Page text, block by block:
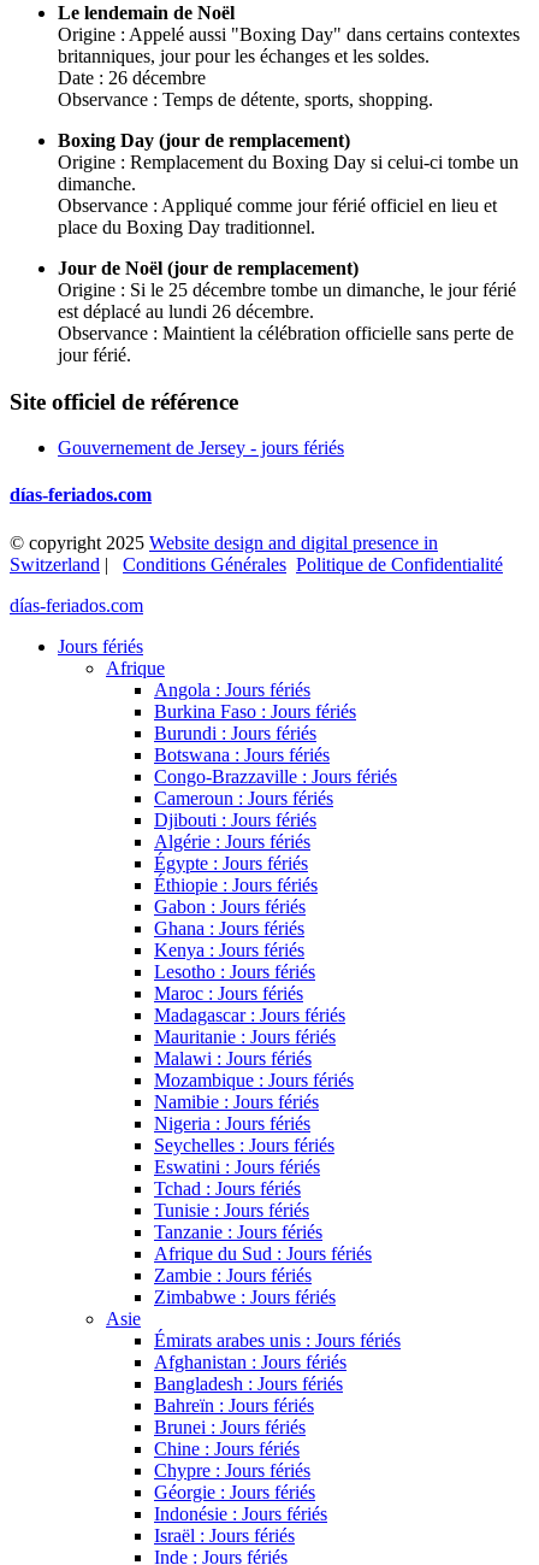
Le lendemain de Noël
Origine : Appelé aussi "Boxing Day" dans certains contextes
britanniques, jour pour les échanges et les soldes.
Date : 26 décembre
Observance : Temps de détente, sports, shopping.
Boxing Day (jour de remplacement)
Origine : Remplacement du Boxing Day si celui-ci tombe un
dimanche.
Observance : Appliqué comme jour férié officiel en lieu et
place du Boxing Day traditionnel.
Jour de Noël (jour de remplacement)
Origine : Si le 25 décembre tombe un dimanche, le jour férié
est déplacé au lundi 26 décembre.
Observance : Maintient la célébration officielle sans perte de
jour férié.
Site officiel de référence
Gouvernement de Jersey - jours fériés
días-feriados.com
© copyright 2025 Website design and digital presence in
Switzerland | Conditions Générales Politique de Confidentialité
días-feriados.com
Jours fériés
Afrique
Angola : Jours fériés
Burkina Faso : Jours fériés
Burundi : Jours fériés
Botswana : Jours fériés
Congo-Brazzaville : Jours fériés
Cameroun : Jours fériés
Djibouti : Jours fériés
Algérie : Jours fériés
Égypte : Jours fériés
Éthiopie : Jours fériés
Gabon : Jours fériés
Ghana : Jours fériés
Kenya : Jours fériés
Lesotho : Jours fériés
Maroc : Jours fériés
Madagascar : Jours fériés
Mauritanie : Jours fériés
Malawi : Jours fériés
Mozambique : Jours fériés
Namibie : Jours fériés
Nigeria : Jours fériés
Seychelles : Jours fériés
Eswatini : Jours fériés
Tchad : Jours fériés
Tunisie : Jours fériés
Tanzanie : Jours fériés
Afrique du Sud : Jours fériés
Zambie : Jours fériés
Zimbabwe : Jours fériés
Asie
Émirats arabes unis : Jours fériés
Afghanistan : Jours fériés
Bangladesh : Jours fériés
Bahreïn : Jours fériés
Brunei : Jours fériés
Chine : Jours fériés
Chypre : Jours fériés
Géorgie : Jours fériés
Indonésie : Jours fériés
Israël : Jours fériés
Inde : Jours fériés